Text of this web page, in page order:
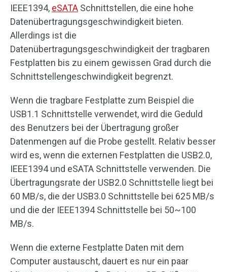
IEEE1394, eSATA Schnittstellen, die eine hohe
Datenübertragungsgeschwindigkeit bieten.
Allerdings ist die
Datenübertragungsgeschwindigkeit der tragbaren
Festplatten bis zu einem gewissen Grad durch die
Schnittstellengeschwindigkeit begrenzt.
Wenn die tragbare Festplatte zum Beispiel die
USB1.1 Schnittstelle verwendet, wird die Geduld
des Benutzers bei der Übertragung großer
Datenmengen auf die Probe gestellt. Relativ besser
wird es, wenn die externen Festplatten die USB2.0,
IEEE1394 und eSATA Schnittstelle verwenden. Die
Übertragungsrate der USB2.0 Schnittstelle liegt bei
60 MB/s, die der USB3.0 Schnittstelle bei 625 MB/s
und die der IEEE1394 Schnittstelle bei 50~100
MB/s.
Wenn die externe Festplatte Daten mit dem
Computer austauscht, dauert es nur ein paar